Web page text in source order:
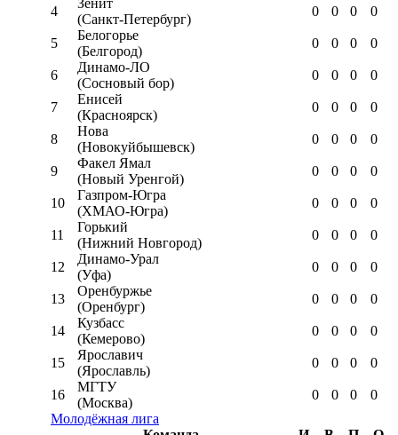
4
Зенит
(Санкт-Петербург)
0 0 0 0
5
Белогорье
(Белгород)
0 0 0 0
6
Динамо-ЛО
(Сосновый бор)
0 0 0 0
7
Енисей
(Красноярск)
0 0 0 0
8
Нова
(Новокуйбышевск)
0 0 0 0
9
Факел Ямал
(Новый Уренгой)
0 0 0 0
10
Газпром-Югра
(ХМАО-Югра)
0 0 0 0
11
Горький
(Нижний Новгород)
0 0 0 0
12
Динамо-Урал
(Уфа)
0 0 0 0
13
Оренбуржье
(Оренбург)
0 0 0 0
14
Кузбасс
(Кемерово)
0 0 0 0
15
Ярославич
(Ярославль)
0 0 0 0
16
МГТУ
(Москва)
0 0 0
0
Молодёжная лига